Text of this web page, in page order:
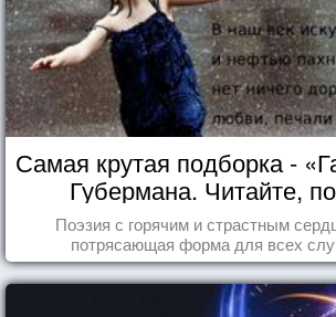
Самая крутая подборка -
Губермана. Читайте,
удовольствие!
Поэзия с горячим и страстным
потрясающая форма для всех